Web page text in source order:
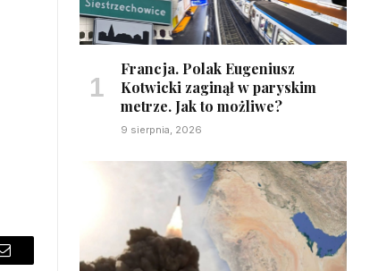
Email
Francja. Polak Eugeniusz
Kotwicki zaginął w paryskim
metrze. Jak to możliwe?
9 sierpnia, 2026